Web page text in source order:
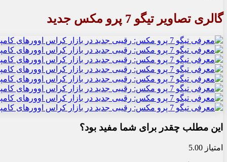
گالری تصاویر تیگو 7 پرو مکس جدید
این مطلب چقدر برای شما مفید بود؟
امتیاز 5.00